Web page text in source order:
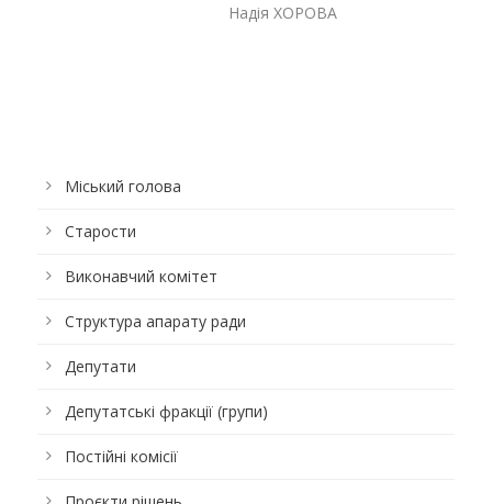
Надія ХОРОВА
Міський голова
Старости
Виконавчий комітет
Структура апарату ради
Депутати
Депутатські фракції (групи)
Постійні комісії